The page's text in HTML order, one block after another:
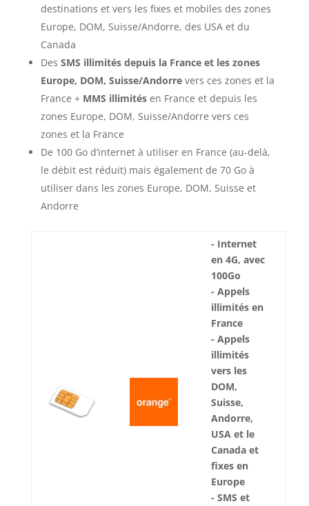
destinations et vers les fixes et mobiles des zones
Europe, DOM, Suisse/Andorre, des USA et du
Canada
Des SMS illimités depuis la France et les zones
Europe, DOM, Suisse/Andorrevers ces zones et la
France + MMS illimitésen France et depuis les
zones Europe, DOM, Suisse/Andorre vers ces
zones et la France
De 100 Go d’internet à utiliser en France (au-delà,
le débit est réduit) mais également de 70 Go à
utiliser dans les zones Europe, DOM, Suisse et
Andorre
- Internet
en 4G, avec
100Go
- Appels
illimités en
France
- Appels
illimités
vers les
DOM,
Suisse,
Andorre,
USA et le
Canada et
fixes en
Europe
- SMS et